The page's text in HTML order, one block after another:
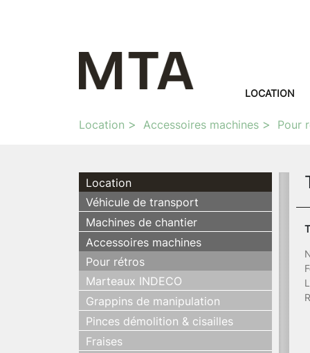
LOCATION
Location Accessoires machines Pour
Location
Véhicule de transport
Machines de chantier
Accessoires machines
Pour rétros
Marteaux INDECO
Grappins de manipulation
Pinces démolition & cisailles
Fraises